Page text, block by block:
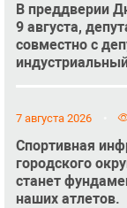
В преддверии
9 августа,
совместно с
7 августа 2026
Спортивная
городского
станет
наших атлетов.